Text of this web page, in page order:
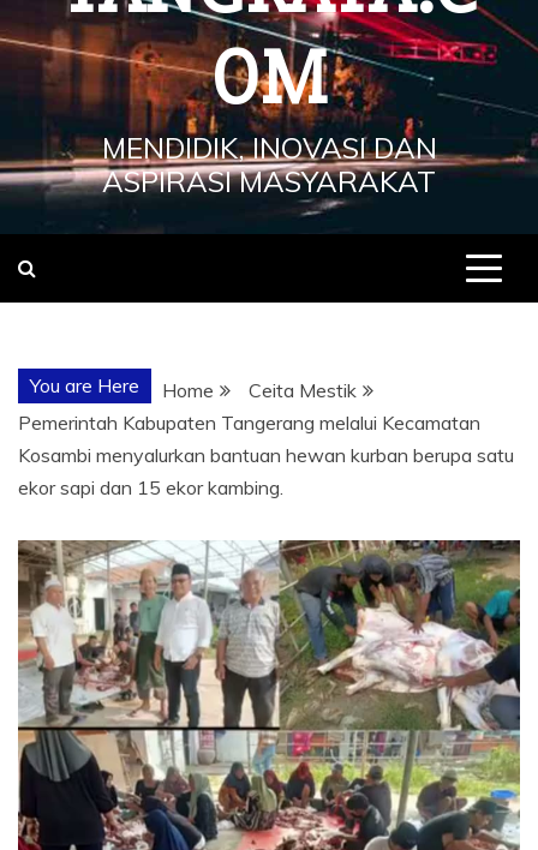
OM
MENDIDIK, INOVASI DAN
ASPIRASI MASYARAKAT
You are Here Home
Ceita Mestik
Pemerintah Kabupaten Tangerang melalui Kecamatan
Kosambi menyalurkan bantuan hewan kurban berupa satu
ekor sapi dan 15 ekor kambing.